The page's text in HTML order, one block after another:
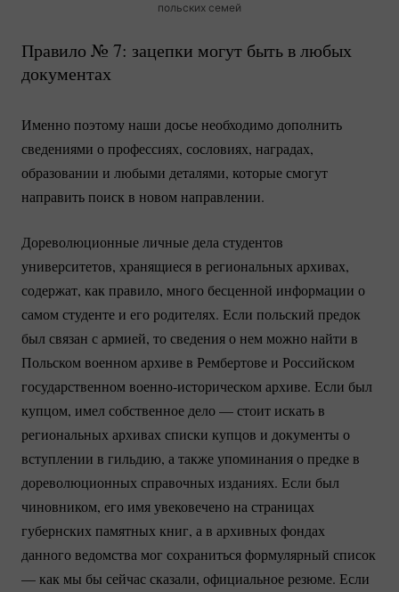
польских семей
Правило № 7: зацепки могут быть в любых
документах
Именно поэтому наши досье необходимо дополнить
сведениями о профессиях, сословиях, наградах,
образовании и любыми деталями, которые смогут
направить поиск в новом направлении.
Дореволюционные личные дела студентов
университетов, хранящиеся в региональных архивах,
содержат, как правило, много бесценной информации о
самом студенте и его родителях. Если польский предок
был связан с армией, то сведения о нем можно найти в
Польском военном архиве в Рембертове и Российском
государственномвоенно-историческомархиве. Если был
купцом, имел собственное дело — стоит искать в
региональных архивах списки купцов и документы о
вступлении в гильдию, а также упоминания о предке в
дореволюционных справочных изданиях. Если был
чиновником, его имя увековечено на страницах
губернских памятных книг, а в архивных фондах
данного ведомства мог сохраниться формулярный список
— как мы бы сейчас сказали, официальное резюме. Если